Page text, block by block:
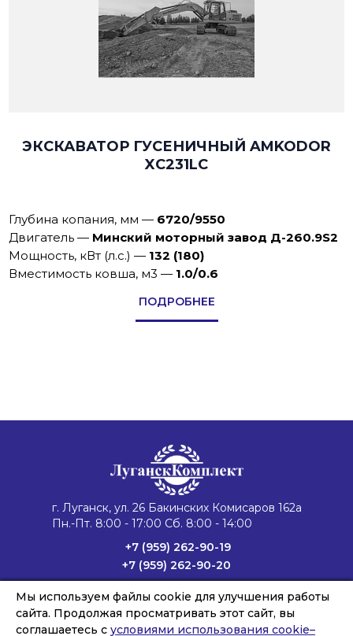
ЭКСКАВАТОР ГУСЕНИЧНЫЙ AMKODOR
XC231LC
Глубина копания, мм — 6720/9550
Двигатель — Минский моторный завод Д-260.9S2
Мощность, кВт (л.с.) — 132 (180)
Вместимость ковша, м3 — 1.0/0.6
ПОДРОБНЕЕ
г. Луганск, ул. 26 Бакинских Комисаров 162а
Пн.-Пт. 8:00 - 17:00 Сб. 8:00 - 14:00
+7 (959) 262-90-19
+7 (959) 262-90-20
lug4@vk.vapk.ru
Главная Каталог техникиЗапасные части
Сервис и ремонт
Лизинг и кредит
О компании
Мы используем файлы cookie для улучшения работы
сайта. Продолжая просматривать этот сайт, вы
соглашаетесь с условиями использования cookie–